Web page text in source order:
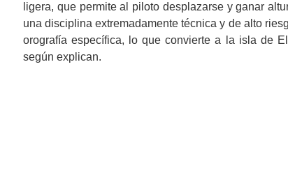
ligera, que permite al piloto desplazarse y ganar
una disciplina extremadamente técnica y de alto
orografía específica, lo que convierte a la isla de
según explican.